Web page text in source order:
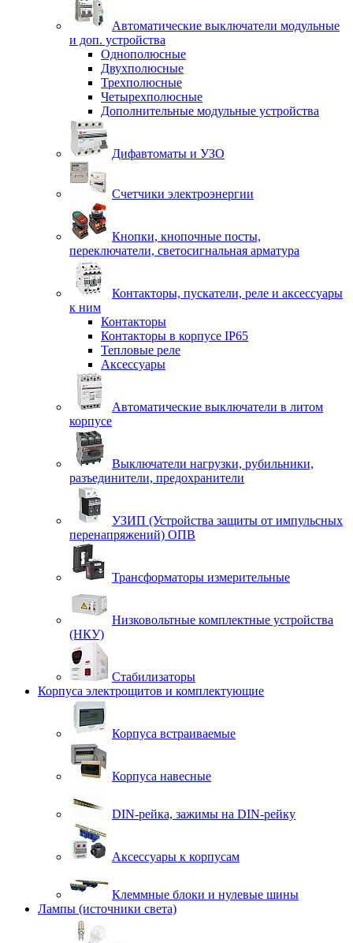
Автоматические выключатели модульные
и доп. устройства
Однополюсные
Двухполюсные
Трехполюсные
Четырехполюсные
Дополнительные модульные устройства
Дифавтоматы и УЗО
Счетчики электроэнергии
Кнопки, кнопочные посты,
переключатели, светосигнальная арматура
Контакторы, пускатели, реле и аксессуары
к ним
Контакторы
Контакторы в корпусе IP65
Тепловые реле
Аксессуары
Автоматические выключатели в литом
корпусе
Выключатели нагрузки, рубильники,
разъединители, предохранители
УЗИП (Устройства защиты от импульсных
перенапряжений) ОПВ
Трансформаторы измерительные
Низковольтные комплектные устройства
(НКУ)
Стабилизаторы
Корпуса электрощитов и комплектующие
Корпуса встраиваемые
Корпуса навесные
DIN-рейка, зажимы на DIN-рейку
Аксессуары к корпусам
Клеммные блоки и нулевые шины
Лампы (источники света)